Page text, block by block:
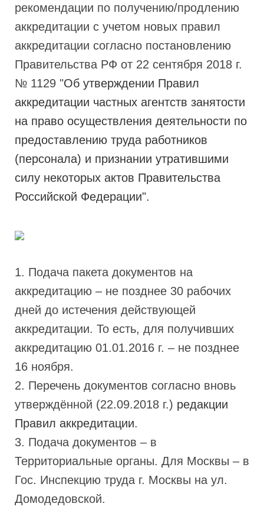
рекомендации по получению/продлению
аккредитации с учетом новых правил
аккредитации согласно постановлению
Правительства РФ от 22 сентября 2018 г.
№ 1129 "Об утверждении Правил
аккредитации частных агентств занятости
на право осуществления деятельности по
предоставлению труда работников
(персонала) и признании утратившими
силу некоторых актов Правительства
Российской Федерации".
1. Подача пакета документов на
аккредитацию – не позднее 30 рабочих
дней до истечения действующей
аккредитации. То есть, для получивших
аккредитацию 01.01.2016 г. – не позднее
16 ноября.
2. Перечень документов согласно вновь
утверждённой (22.09.2018 г.) редакции
Правил аккредитации.
3. Подача документов – в
Территориальные органы. Для Москвы – в
Гос. Инспекцию труда г. Москвы на ул.
Домодедовской.